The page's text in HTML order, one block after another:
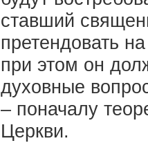
ставший
претендовать
при этом он
духовные
– поначалу
Церкви.